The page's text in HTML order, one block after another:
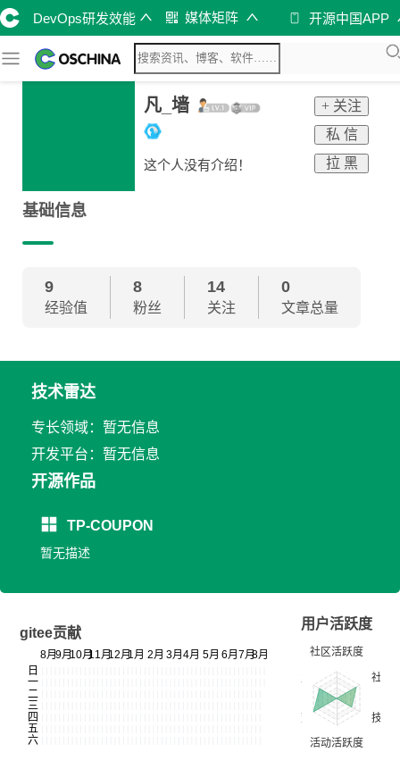
DevOps研发效能 媒体矩阵 开源中国APP
凡_墙
这个人没有介绍！
+ 关注
私 信
拉 黑
基础信息
9
经验值
8
粉丝
14
关注
0
文章总量
技术雷达
专长领域：暂无信息
开发平台：暂无信息
开源作品
TP-COUPON
暂无描述
gitee贡献
用户活跃度